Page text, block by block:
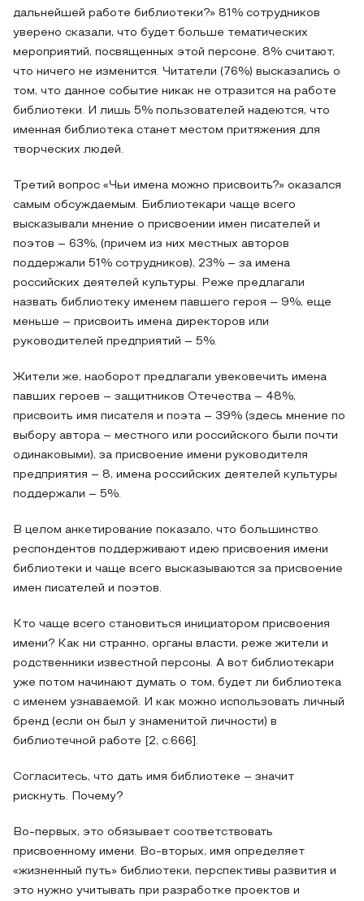
дальнейшей работе библиотеки?» 81% сотрудников
уверено сказали, что будет больше тематических
мероприятий, посвященных этой персоне. 8% считают,
что ничего не изменится. Читатели (76%) высказались о
том, что данное событие никак не отразится на работе
библиотеки. И лишь 5% пользователей надеются, что
именная библиотека станет местом притяжения для
творческих людей.
Третий вопрос «Чьи имена можно присвоить?» оказался
самым обсуждаемым. Библиотекари чаще всего
высказывали мнение о присвоении имен писателей и
поэтов – 63%, (причем из них местных авторов
поддержали 51% сотрудников), 23% – за имена
российских деятелей культуры. Реже предлагали
назвать библиотеку именем павшего героя – 9%, еще
меньше – присвоить имена директоров или
руководителей предприятий – 5%.
Жители же, наоборот предлагали увековечить имена
павших героев – защитников Отечества – 48%,
присвоить имя писателя и поэта – 39% (здесь мнение по
выбору автора – местного или российского были почти
одинаковыми), за присвоение имени руководителя
предприятия – 8, имена российских деятелей культуры
поддержали – 5%.
В целом анкетирование показало, что большинство
респондентов поддерживают идею присвоения имени
библиотеки и чаще всего высказываются за присвоение
имен писателей и поэтов.
Кто чаще всего становиться инициатором присвоения
имени? Как ни странно, органы власти, реже жители и
родственники известной персоны. А вот библиотекари
уже потом начинают думать о том, будет ли библиотека
с именем узнаваемой. И как можно использовать личный
бренд (если он был у знаменитой личности) в
библиотечной работе [2, с.666].
Согласитесь, что дать имя библиотеке – значит
рискнуть. Почему?
Во-первых, это обязывает соответствовать
присвоенному имени. Во-вторых, имя определяет
«жизненный путь» библиотеки, перспективы развития и
это нужно учитывать при разработке проектов и